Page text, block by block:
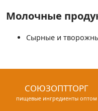
Молочные
Сырные и
СОЮЗОПТТОРГ
пищевые ингредиенты оптом